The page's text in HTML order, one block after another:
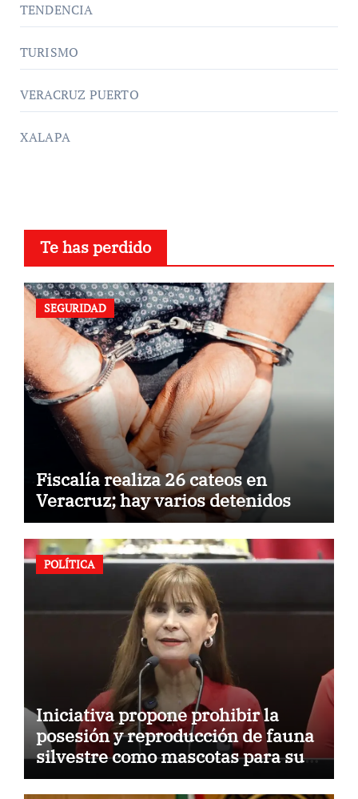
TENDENCIA
TURISMO
VERACRUZ PUERTO
XALAPA
Te has perdido
SEGURIDAD
Fiscalía realiza 26 cateos en
Veracruz; hay varios detenidos
POLÍTICA
Iniciativa propone prohibir la
posesión y reproducción de fauna
silvestre como mascotas para su
comercialización